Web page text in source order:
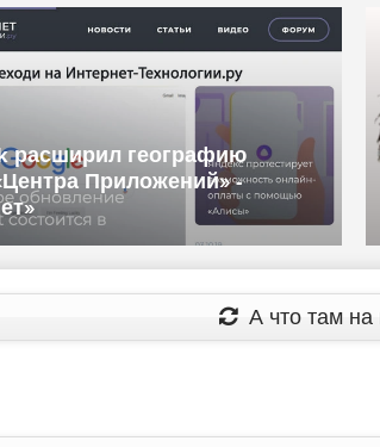
Facebook смогут
мобильные устройства для
своей рекламы -
А что там на